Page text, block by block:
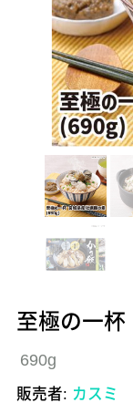
至極の一
690g
販売者: カスミ